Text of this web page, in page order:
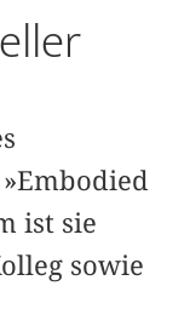
ist sie
sowie